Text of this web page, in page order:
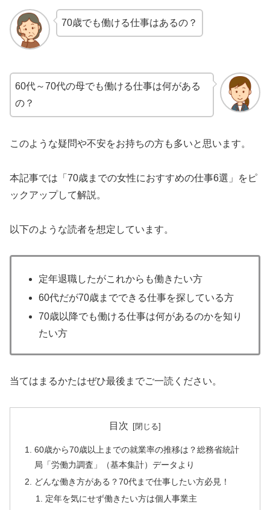
70歳でも働ける仕事はあるの？
60代～70代の母でも働ける仕事は何がある
の？
このような疑問や不安をお持ちの方も多いと思います。
本記事では「70歳までの女性におすすめの仕事6選」をピ
ックアップして解説。
以下のような読者を想定しています。
定年退職したがこれからも働きたい方
60代だが70歳までできる仕事を探している方
70歳以降でも働ける仕事は何があるのかを知り
たい方
当てはまるかたはぜひ最後までご一読ください。
目次
60歳から70歳以上までの就業率の推移は？総務省統計
局「労働力調査」（基本集計）データより
どんな働き方がある？70代まで仕事したい方必見！
定年を気にせず働きたい方は個人事業主